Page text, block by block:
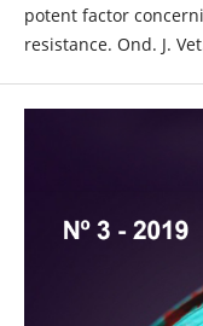
potent factor
resistance. Ond. J.